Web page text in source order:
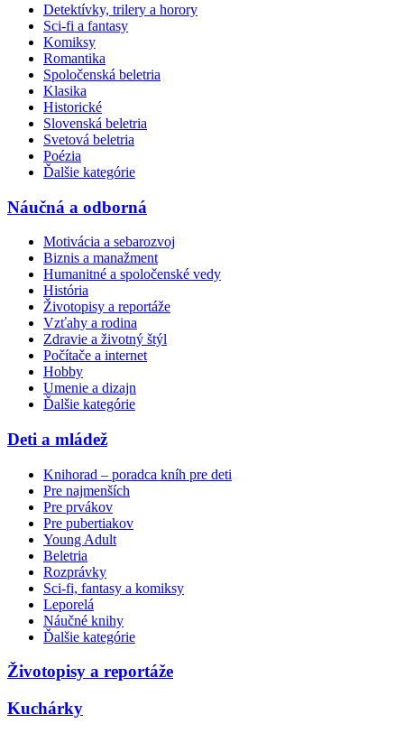
Detektívky, trilery a horory
Sci-fi a fantasy
Komiksy
Romantika
Spoločenská beletria
Klasika
Historické
Slovenská beletria
Svetová beletria
Poézia
Ďalšie kategórie
Náučná a odborná
Motivácia a sebarozvoj
Biznis a manažment
Humanitné a spoločenské vedy
História
Životopisy a reportáže
Vzťahy a rodina
Zdravie a životný štýl
Počítače a internet
Hobby
Umenie a dizajn
Ďalšie kategórie
Deti a mládež
Knihorad – poradca kníh pre deti
Pre najmenších
Pre prvákov
Pre pubertiakov
Young Adult
Beletria
Rozprávky
Sci-fi, fantasy a komiksy
Leporelá
Náučné knihy
Ďalšie kategórie
Životopisy a reportáže
Kuchárky